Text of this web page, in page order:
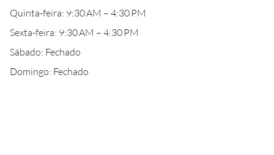
Quinta-feira: 9:30 AM – 4:30 PM
Sexta-feira: 9:30 AM – 4:30 PM
Sábado: Fechado
Domingo: Fechado